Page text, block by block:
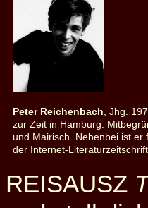
Peter Reichenbach , Jhg.
zur Zeit in Hamburg.
und Mairisch. Nebenbei ist er
der Internet-
REISAUSZ